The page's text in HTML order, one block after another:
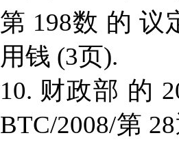
第 198数 的 议
用钱 (3页).
10. 财政部 的
BTC/2008/第